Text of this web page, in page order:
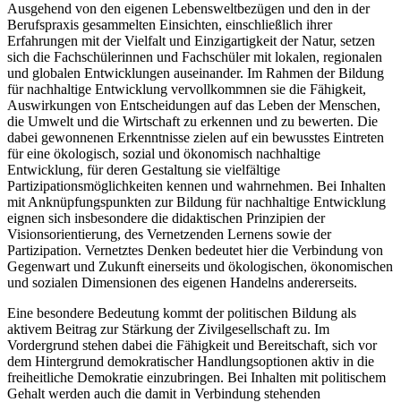
Ausgehend von den eigenen Lebensweltbezügen und den in der
Berufspraxis gesammelten Einsichten, einschließlich ihrer
Erfahrungen mit der Vielfalt und Einzigartigkeit der Natur, setzen
sich die Fachschülerinnen und Fachschüler mit lokalen, regionalen
und globalen Entwicklungen auseinander. Im Rahmen der Bildung
für nachhaltige Entwicklung vervollkommnen sie die Fähigkeit,
Auswirkungen von Entscheidungen auf das Leben der Menschen,
die Umwelt und die Wirtschaft zu erkennen und zu bewerten. Die
dabei gewonnenen Erkenntnisse zielen auf ein bewusstes Eintreten
für eine ökologisch, sozial und ökonomisch nachhaltige
Entwicklung, für deren Gestaltung sie vielfältige
Partizipationsmöglichkeiten kennen und wahrnehmen. Bei Inhalten
mit Anknüpfungspunkten zur Bildung für nachhaltige Entwicklung
eignen sich insbesondere die didaktischen Prinzipien der
Visionsorientierung, des Vernetzenden Lernens sowie der
Partizipation. Vernetztes Denken bedeutet hier die Verbindung von
Gegenwart und Zukunft einerseits und ökologischen, ökonomischen
und sozialen Dimensionen des eigenen Handelns andererseits.
Eine besondere Bedeutung kommt der politischen Bildung als
aktivem Beitrag zur Stärkung der Zivilgesellschaft zu. Im
Vordergrund stehen dabei die Fähigkeit und Bereitschaft, sich vor
dem Hintergrund demokratischer Handlungsoptionen aktiv in die
freiheitliche Demokratie einzubringen. Bei Inhalten mit politischem
Gehalt werden auch die damit in Verbindung stehenden